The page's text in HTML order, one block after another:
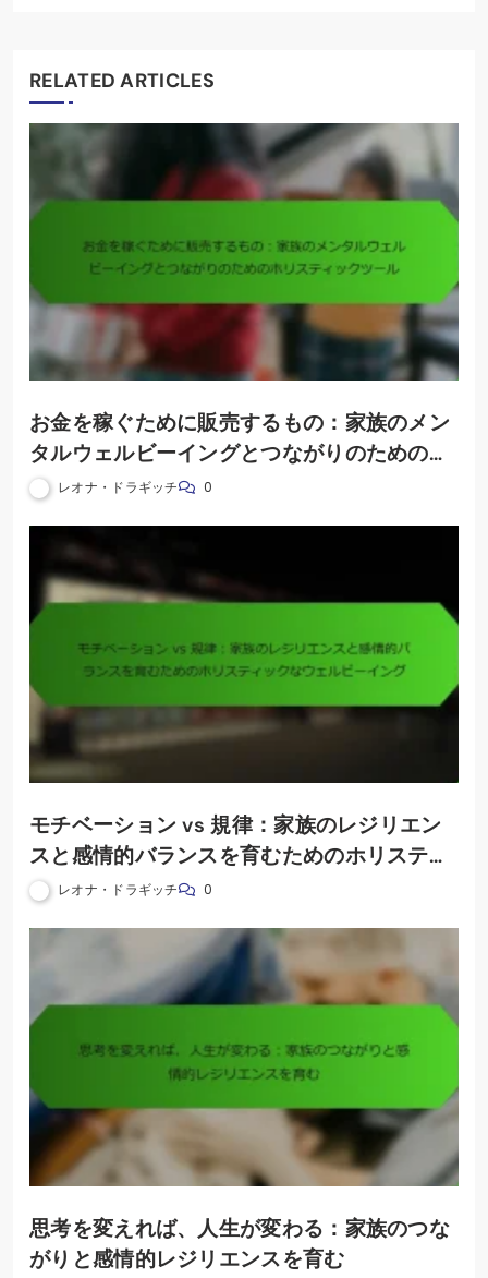
RELATED ARTICLES
お金を稼ぐために販売するもの：家族のメン
タルウェルビーイングとつながりのためのホ
リスティックツール
レオナ・ドラギッチ 0
モチベーション vs 規律：家族のレジリエン
スと感情的バランスを育むためのホリスティ
ックなウェルビーイング
レオナ・ドラギッチ 0
思考を変えれば、人生が変わる：家族のつな
がりと感情的レジリエンスを育む